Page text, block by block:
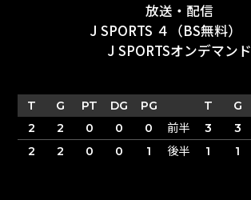
放送・配信
J SPORTS ４（BS無料）
J SPORTSオンデマンド
T G PT DG PG T G
2
2 0 0 0 前半 3 3
2
2 0 0 1 後半 1 1